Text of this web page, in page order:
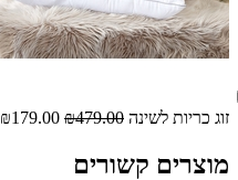
זוג כריות לשינה MIMA ₪179.00 ₪479.00
מוצרים קשורים